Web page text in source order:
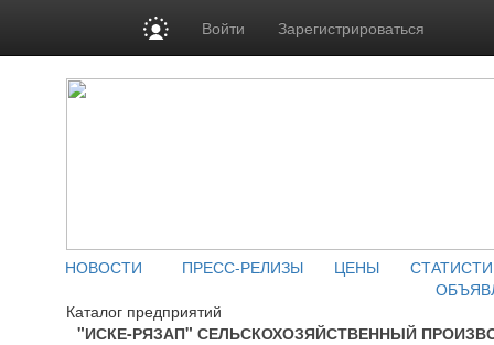
Войти Зарегистрироваться
НОВОСТИ ПРЕСС-РЕЛИЗЫ ЦЕНЫ
Каталог предприятий
"ИСКЕ-РЯЗАП" СЕЛЬСКОХОЗЯЙСТВЕННЫЙ